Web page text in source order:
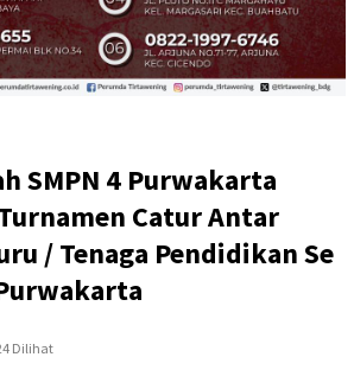
SMPN 4 Purwakarta
Catur Antar
/ Tenaga Pendidikan Se
Dilihat